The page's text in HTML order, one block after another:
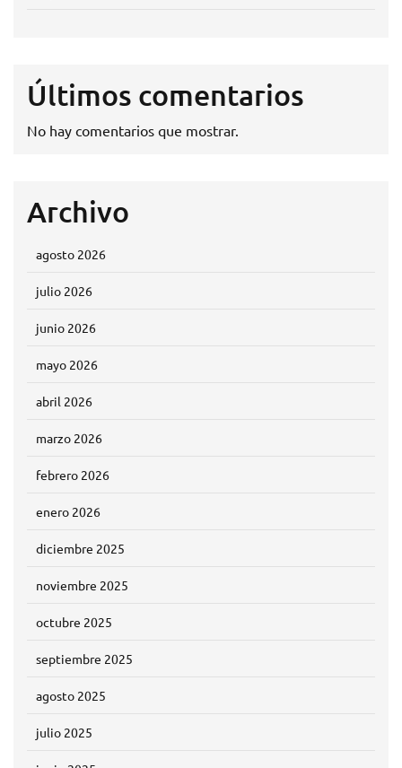
Últimos comentarios
No hay comentarios que mostrar.
Archivo
agosto 2026
julio 2026
junio 2026
mayo 2026
abril 2026
marzo 2026
febrero 2026
enero 2026
diciembre 2025
noviembre 2025
octubre 2025
septiembre 2025
agosto 2025
julio 2025